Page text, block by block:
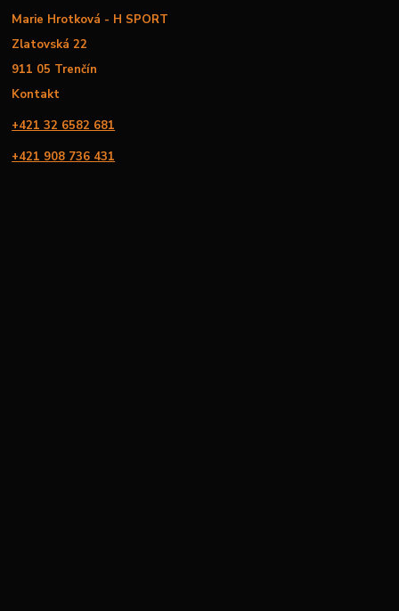
Marie Hrotková - H SPORT
Zlatovská 22
911 05 Trenčín
Kontakt
+421 32 6582 681
+421 908 736 431